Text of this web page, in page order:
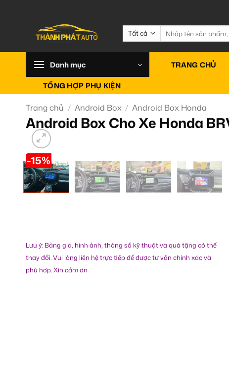
Tìm
kiếm:
Danh mục TRANG CHỦ
TỔNG HỢP PHỤ KIỆN
Trang chủ / Android Box / Android Box Honda
Android Box Cho Xe Honda
-15%
Lưu ý: Bảng giá, hình ảnh, thông số kỹ thuật và quà tặng có thể
thay đổi. Vui lòng liên hệ trực tiếp để được tư vấn chính xác và
phù hợp. Xin cảm ơn